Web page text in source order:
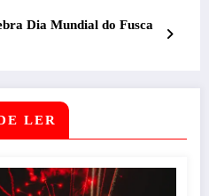
Dia Mundial do Fusca
LER